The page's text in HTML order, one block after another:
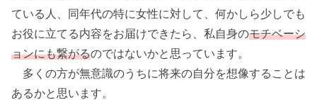
ている人、同年代の特に女性に対して、何かしら少しでも
お役に立てる内容をお届けできたら、私自身のモチベーシ
ョンにも繋がるのではないかと思っています。
多くの方が無意識のうちに将来の自分を想像することは
あるかと思います。